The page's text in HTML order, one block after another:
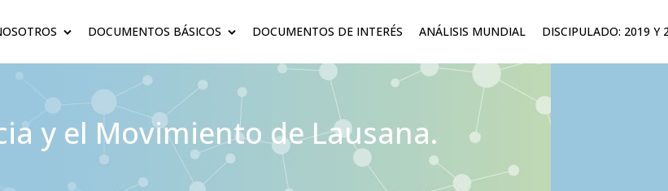
DOCUMENTOS BÁSICOS DOCUMENTOS DE INTERÉS ANÁLISIS MUNDIAL DISCIPULADO: 2019 Y
y el Movimiento de Lausana.